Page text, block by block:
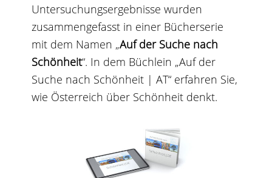
Untersuchungsergebnisse wurden
zusammengefasst in einer Bücherserie
mit dem Namen „Auf der Suche nach
Schönheit“. In dem Büchlein „Auf der
Suche nach Schönheit | AT“ erfahren Sie,
wie Österreich über Schönheit denkt.